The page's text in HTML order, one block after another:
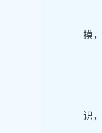
摸
识